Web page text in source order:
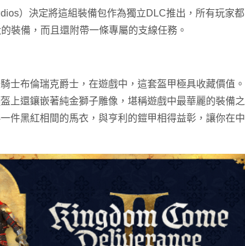
）決定將這組裝備包作為獨立DLC推出，所有玩家都
裝備，而且還附帶一條專屬的支線任務。
士布倫瑞克爵士，在遊戲中，這套盔甲極具收藏價值。
上還鑲嵌著純金獅子雕像，堪稱遊戲中最華麗的裝備之
件黑紅相間的馬衣，與亨利的鎧甲相得益彰，讓你在中